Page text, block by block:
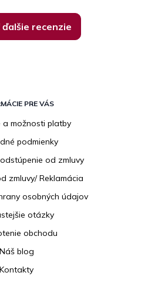
recenzie
PRE VÁS
a možnosti platby
podmienky
od zmluvy
zmluvy/ Reklamácia
osobných údajov
otázky
obchodu
Náš blog
Kontakty